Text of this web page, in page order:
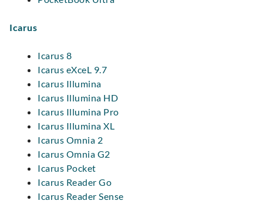
Icarus
Icarus 8
Icarus eXceL 9.7
Icarus Illumina
Icarus Illumina HD
Icarus Illumina Pro
Icarus Illumina XL
Icarus Omnia 2
Icarus Omnia G2
Icarus Pocket
Icarus Reader Go
Icarus Reader Sense